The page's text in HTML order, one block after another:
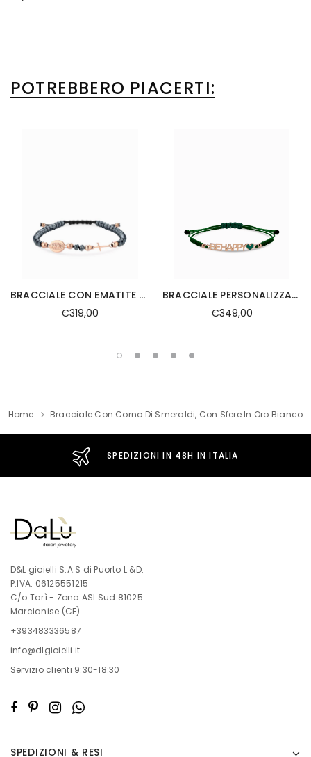
POTREBBERO PIACERTI:
BRACCIALE CON EMATITE SFERE E ROSARIO IN ORO ROSA
€319,00
BRACCIALE PERSONALIZZABILE CON CORDINO E SMALTO
€349,00
Home Bracciale Con Corno Di Smeraldi, Con Sfere In Oro Bianco
SPEDIZIONI IN 48H IN ITALIA
D&L gioielli S.A.S di Puorto L.&D.
P.IVA: 06125551215
C/o Tarì - Zona ASI Sud 81025
Marcianise (CE)
+393483336587
info@dlgioielli.it
Servizio clienti 9:30-18:30
SPEDIZIONI & RESI